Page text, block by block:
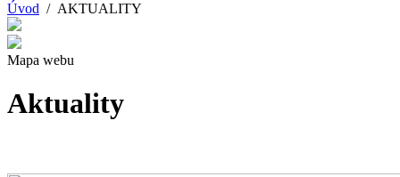
Úvod / AKTUALITY
Mapa webu
Aktuality